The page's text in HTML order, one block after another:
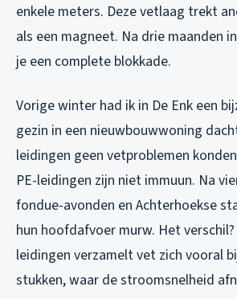
enkele meters. Deze vetlaag trekt
als een magneet. Na drie maanden
je een complete blokkade.
Vorige winter had ik in De Enk een
gezin in een nieuwbouwwoning
leidingen geen vetproblemen
PE-leidingen zijn niet immuun. Na
fondue-avonden en Achterhoekse
hun hoofdafvoer murw. Het
leidingen verzamelt vet zich vooral
stukken, waar de stroomsnelheid